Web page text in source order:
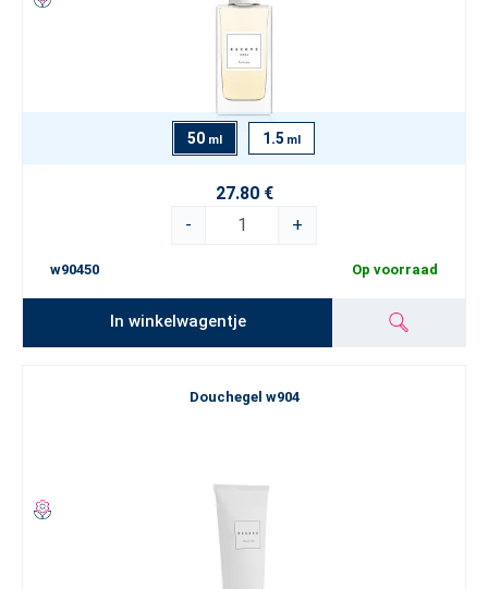
50 ml 1.5 ml
27.80 €
-
+
w90450 Op voorraad
In winkelwagentje
Douchegel w904